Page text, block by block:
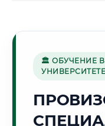
🏛 ОБУЧЕНИЕ
УНИВЕРСИТЕТЕ